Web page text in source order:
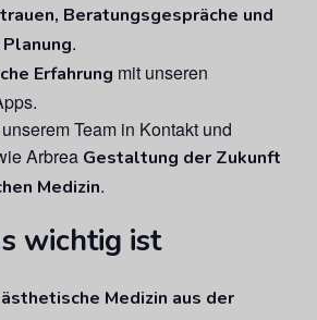
Beratungsgespräche und
.
Erfahrung mit unseren
Team in Kontakt und
Arbrea Gestaltung der Zukunft
Medizin.
wichtig ist
Medizin aus der